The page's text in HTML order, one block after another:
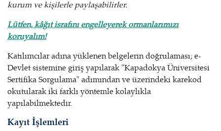
kurum ve kişilerle paylaşabilirler.
Lütfen, kâğıt israfını engelleyerek ormanlarımızı
koruyalım!
Katılımcılar adına yüklenen belgelerin doğrulaması; e-
Devlet sistemine giriş yapılarak "Kapadokya Üniversitesi
Sertifika Sorgulama" adımından ve üzerindeki karekod
okutularak iki farklı yöntemle kolaylıkla
yapılabilmektedir.
Kayıt İşlemleri